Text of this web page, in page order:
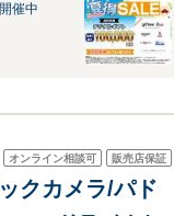
催中
オンライン相談可 販売店保証
クカメラ/パド